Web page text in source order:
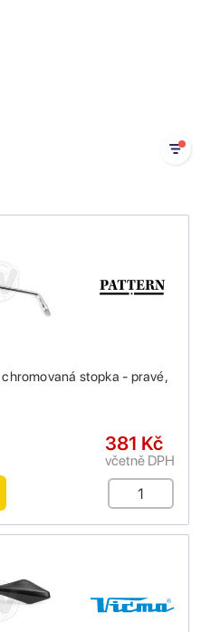
stopka - pravé,
381 Kč
včetně DPH